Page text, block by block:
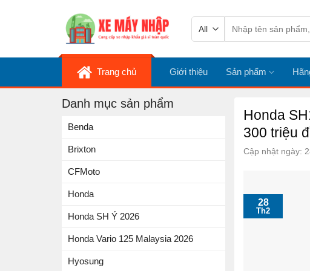
kiếm:
Trang chủ Giới thiệu Sản phẩm
Danh mục sản phẩm
Benda
Brixton
CFMoto
Honda
Honda SH Ý 2026
Honda Vario 125 Malaysia 2026
Hyosung
Honda
300 triệu
Cập nhật ngày:
28
Th2